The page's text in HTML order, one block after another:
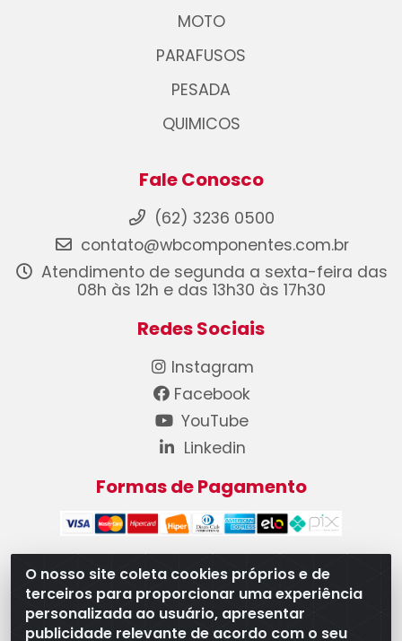
O nosso site coleta cookies próprios e de
terceiros para proporcionar uma experiência
personalizada ao usuário, apresentar
publicidade relevante de acordo com o seu
MOTO
PARAFUSOS
PESADA
QUIMICOS
Fale Conosco
(62) 3236 0500
contato@wbcomponentes.com.br
Atendimento de segunda a sexta-feira das
08h às 12h e das 13h30 às 17h30
Redes Sociais
Instagram
Facebook
YouTube
Linkedin
Formas de Pagamento
WB Componentes Automotivos LTDA - CNPJ
08.528.393/0001-12 - Rua do Níquel, 667 - Parque
Oeste Industrial, Goiânia/GO - CEP 74375-660